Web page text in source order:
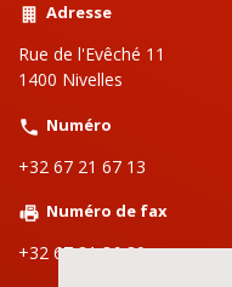
Adresse
Rue de l'Evêché 11
1400 Nivelles
Numéro
+32 67 21 67 13
Numéro de fax
+32 67 21 86 80